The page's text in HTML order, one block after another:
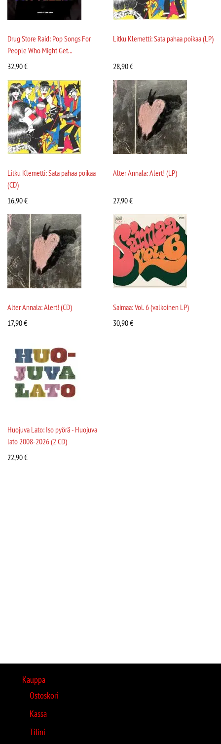
Drug Store Raid: Pop Songs For
People Who Might Get...
32,90€
Litku Klemetti: Sata pahaa poikaa (LP)
28,90€
Litku Klemetti: Sata pahaa poikaa
(CD)
16,90€
Alter Annala: Alert! (LP)
27,90€
Alter Annala: Alert! (CD)
17,90€
Saimaa: Vol. 6 (valkoinen LP)
30,90€
Huojuva Lato: Iso pyörä - Huojuva
lato 2008-2026 (2 CD)
22,90€
Kauppa
Ostoskori
Kassa
Tilini